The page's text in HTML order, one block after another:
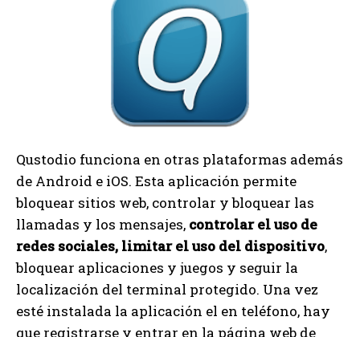
Qustodio funciona en otras plataformas además
de Android e iOS. Esta aplicación permite
bloquear sitios web, controlar y bloquear las
llamadas y los mensajes, controlar el uso de
redes sociales, limitar el uso del dispositivo,
bloquear aplicaciones y juegos y seguir la
localización del terminal protegido. Una vez
esté instalada la aplicación el en teléfono, hay
que registrarse y entrar en la página web de